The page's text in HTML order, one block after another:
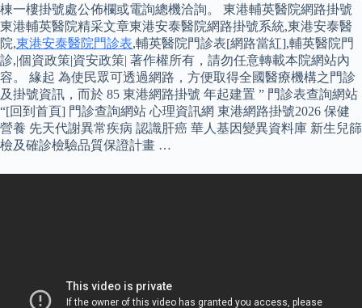
棟一樓掛號處公佈欄或電詢總機洽詢。 東港輔英醫院網路掛號
東港輔英醫院精采文章東港安泰醫院網路掛號系統,東港安泰醫
院,東港安泰醫院門診表,輔英醫院門診表[網路當紅],輔英醫院門
診,|個資政策|資安政策| 著作權所有，請勿任意轉載本院網站內
容。 緣起 為使民眾可透過網路，方便取得全國醫療機構之門診
及掛號資訊，而於 85 東港網路掛號 年起建置 ” 門診表查詢網站
“[回到首頁] 門診查詢網站 心理資訊網 東港網路掛號2026 保健
營養 先天代謝異常疾病 認識肝癌 華人基因變異資料庫 新生兒篩
檢及確診檢驗品質保證計畫 …